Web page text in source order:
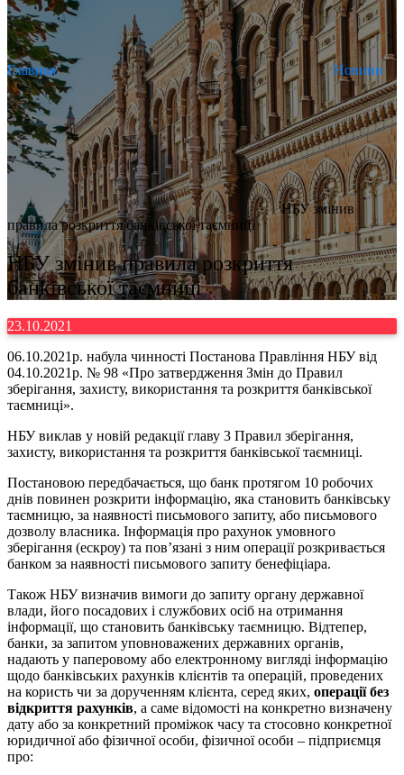
Главная Новини
НБУ змінив
правила розкриття банківської таємниці
НБУ змінив правила розкриття
банківської таємниці
23.10.2021
06.10.2021р. набула чинності Постанова Правління НБУ від
04.10.2021р. № 98 «Про затвердження Змін до Правил
зберігання, захисту, використання та розкриття банківської
таємниці».
НБУ виклав у новій редакції главу 3 Правил зберігання,
захисту, використання та розкриття банківської таємниці.
Постановою передбачається, що банк протягом 10 робочих
днів повинен розкрити інформацію, яка становить банківську
таємницю, за наявності письмового запиту, або письмового
дозволу власника. Інформація про рахунок умовного
зберігання (ескроу) та пов’язані з ним операції розкривається
банком за наявності письмового запиту бенефіціара.
Також НБУ визначив вимоги до запиту органу державної
влади, його посадових і службових осіб на отримання
інформації, що становить банківську таємницю. Відтепер,
банки, за запитом уповноважених державних органів,
надають у паперовому або електронному вигляді інформацію
щодо банківських рахунків клієнтів та операцій, проведених
на користь чи за дорученням клієнта, серед яких, операції без
відкриття рахунків, а саме відомості на конкретно визначену
дату або за конкретний проміжок часу та стосовно конкретної
юридичної або фізичної особи, фізичної особи – підприємця
про: